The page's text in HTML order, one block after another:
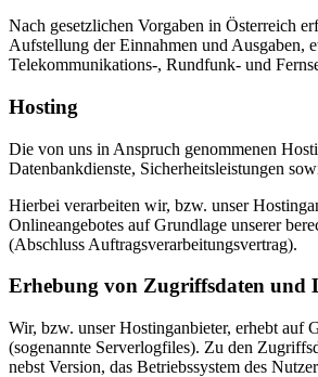
Nach gesetzlichen Vorgaben in Österreich
Aufstellung der Einnahmen und Ausgaben,
Telekommunikations-, Rundfunk- und
Hosting
Die von uns in Anspruch genommenen
Datenbankdienste, Sicherheitsleistungen
Hierbei verarbeiten wir, bzw. unser
Onlineangebotes auf Grundlage unserer
(Abschluss Auftragsverarbeitungsvertrag).
Erhebung von Zugriffsdaten und
Wir, bzw. unser Hostinganbieter, erhebt auf
(sogenannte Serverlogfiles). Zu den
nebst Version, das Betriebssystem des